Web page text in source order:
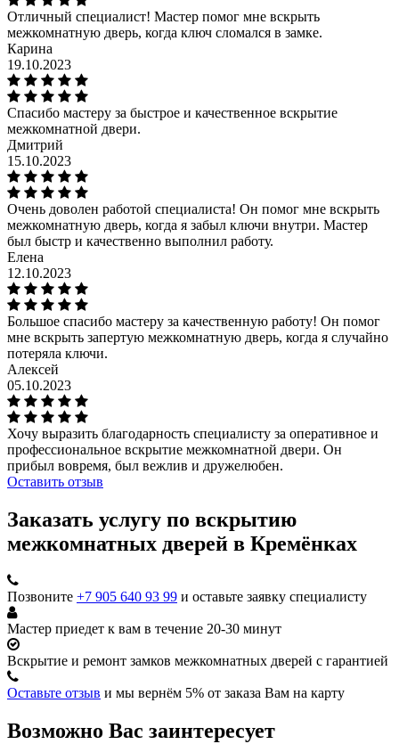
Отличный специалист! Мастер помог мне вскрыть
межкомнатную дверь, когда ключ сломался в замке.
Карина
19.10.2023
Спасибо мастеру за быстрое и качественное вскрытие
межкомнатной двери.
Дмитрий
15.10.2023
Очень доволен работой специалиста! Он помог мне вскрыть
межкомнатную дверь, когда я забыл ключи внутри. Мастер
был быстр и качественно выполнил работу.
Елена
12.10.2023
Большое спасибо мастеру за качественную работу! Он помог
мне вскрыть запертую межкомнатную дверь, когда я случайно
потеряла ключи.
Алексей
05.10.2023
Хочу выразить благодарность специалисту за оперативное и
профессиональное вскрытие межкомнатной двери. Он
прибыл вовремя, был вежлив и дружелюбен.
Оставить отзыв
Заказать услугу по вскрытию
межкомнатных дверей в Кремёнках
Позвоните +7 905 640 93 99 и оставьте заявку специалисту
Мастер приедет к вам в течение 20-30 минут
Вскрытие и ремонт замков межкомнатных дверей с гарантией
Оставьте отзыв и мы вернём 5% от заказа Вам на карту
Возможно Вас заинтересует